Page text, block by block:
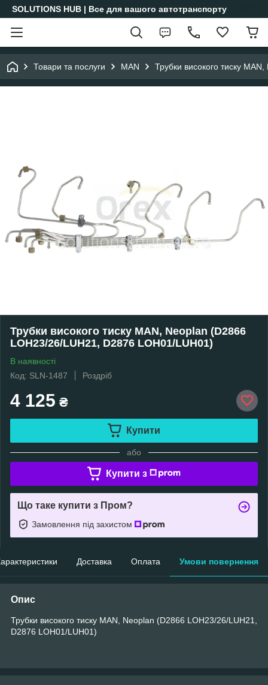
SOLUTIONS HUB | Все для вашого автотранспорту
Товари та послуги MAN Трубки високого тиску
Трубки високого тиску MAN, Neoplan (D2866
LOH23/26/LUH21, D2876 LOH01/LUH01)
В наявності
Код: SLN-1487
Роздріб
4 125 ₴
Купити
або
Купити з
Що таке купити з Пром?
Замовлення під захистом
Доставка Оплата Умови повернення
Опис
Трубки високого тиску MAN, Neoplan (D2866 LOH23/26/LUH21,
D2876 LOH01/LUH01)